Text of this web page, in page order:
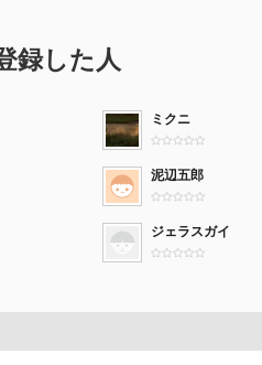
録した人
ミクニ
泥辺五郎
ジェラスガイ